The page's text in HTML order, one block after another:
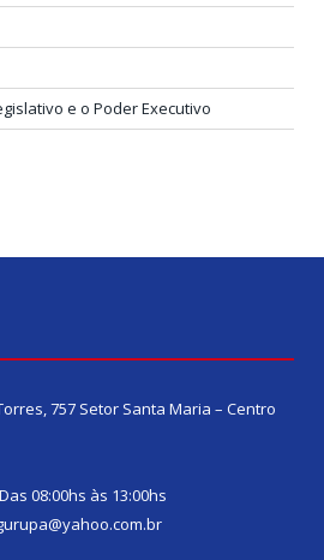
e o Poder Executivo
757 Setor Santa Maria – Centro
08:00hs às 13:00hs